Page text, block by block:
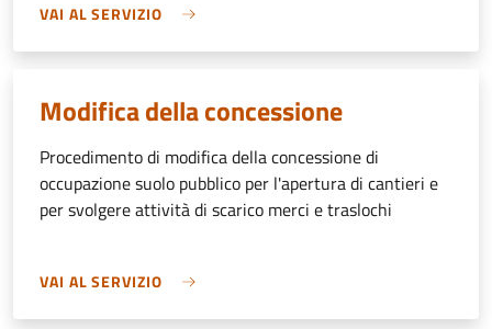
VAI AL SERVIZIO
Modifica della concessione
Procedimento di modifica della concessione di
occupazione suolo pubblico per l'apertura di cantieri e
per svolgere attività di scarico merci e traslochi
VAI AL SERVIZIO